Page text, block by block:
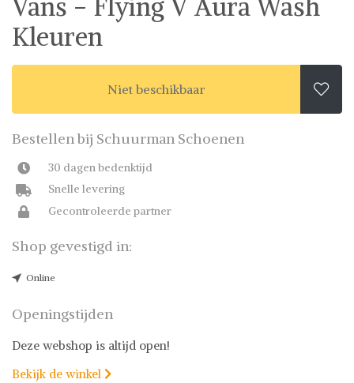
Vans - Flying V Aura Wash
Kleuren
Niet beschikbaar 
Bestellen bij Schuurman Schoenen
30 dagen bedenktijd
Snelle levering
Gecontroleerde partner
Shop gevestigd in:
Online
Openingstijden
Deze webshop is altijd open!
Bekijk de winkel 